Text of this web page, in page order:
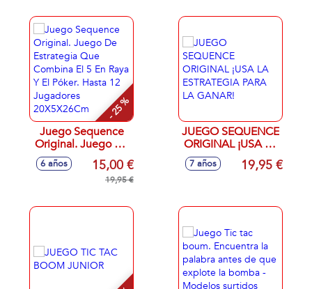
26,70X8X26,70Cm
31X5X28Cm
- 25 %
Juego Sequence
Original. Juego De
Estrategia Que
Combina El 5 En
Raya Y El Póker.
Jugadores
6 años 15,00 €
19,95 €
JUEGO SEQUENCE
ORIGINAL ¡USA LA
ESTRATEGIA PARA
LA GANAR!
7 años 19,95 €